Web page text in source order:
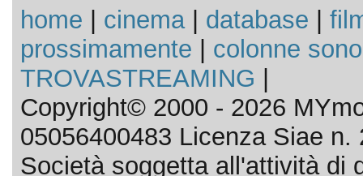
home cinema| database
prossimamente
colonne
TROVASTREAMING
Copyright© 2000 - 2026
05056400483 Licenza Siae n.
Società soggetta all'attività di